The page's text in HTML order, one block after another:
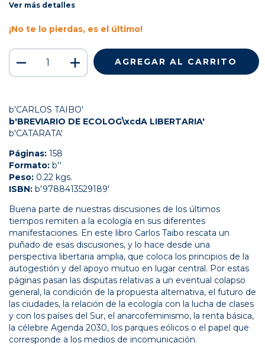
Ver más detalles
¡No te lo pierdas, es el último!
b'CARLOS TAIBO'
b'BREVIARIO DE ECOLOG\xcdA LIBERTARIA'
b'CATARATA'
Páginas: 158
Formato: b''
Peso: 0.22 kgs.
ISBN: b'9788413529189'
Buena parte de nuestras discusiones de los últimos
tiempos remiten a la ecología en sus diferentes
manifestaciones. En este libro Carlos Taibo rescata un
puñado de esas discusiones, y lo hace desde una
perspectiva libertaria amplia, que coloca los principios de la
autogestión y del apoyo mutuo en lugar central. Por estas
páginas pasan las disputas relativas a un eventual colapso
general, la condición de la propuesta alternativa, el futuro de
las ciudades, la relación de la ecología con la lucha de clases
y con los países del Sur, el anarcofeminismo, la renta básica,
la célebre Agenda 2030, los parques eólicos o el papel que
corresponde a los medios de incomunicación.